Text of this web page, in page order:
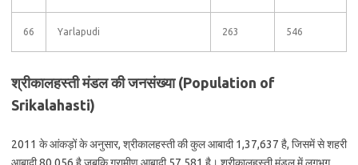
66 Yarlapudi 263 546
श्रीकालहस्ती मंडल की जनसंख्या (Population of
Srikalahasti)
2011 के आंकड़ों के अनुसार, श्रीकालहस्ती की कुल आबादी 1,37,637 है, जिसमें से शहरी